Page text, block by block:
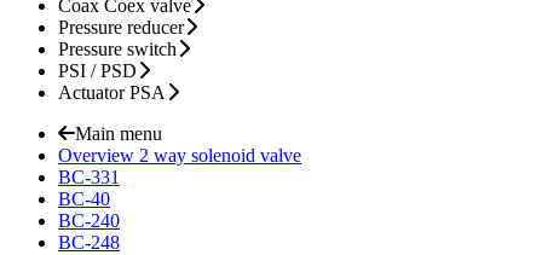
Coax Coex valve
Pressure reducer
Pressure switch
PSI / PSD
Actuator PSA
Main menu
Overview 2 way solenoid valve
BC-331
BC-40
BC-240
BC-248